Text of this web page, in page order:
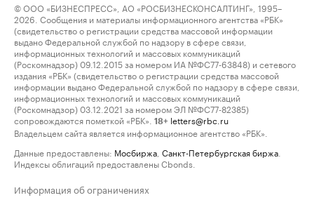
© ООО «БИЗНЕСПРЕСС», АО «РОСБИЗНЕСКОНСАЛТИНГ», 1995–
2026. Сообщения и материалы информационного агентства «РБК»
(свидетельство о регистрации средства массовой информации
выдано Федеральной службой по надзору в сфере связи,
информационных технологий и массовых коммуникаций
(Роскомнадзор) 09.12.2015 за номером ИА №ФС77-63848) и сетевого
издания «РБК» (свидетельство о регистрации средства массовой
информации выдано Федеральной службой по надзору в сфере связи,
информационных технологий и массовых коммуникаций
(Роскомнадзор) 03.12.2021 за номером ЭЛ №ФС77-82385)
сопровождаются пометкой «РБК».
18+ letters@rbc.ru
Владельцем сайта является информационное агентство «РБК».
Данные предоставлены: Мосбиржа Санкт-Петербургская биржа
Индексы облигаций предоставлены Cbonds.
Информация об ограничениях